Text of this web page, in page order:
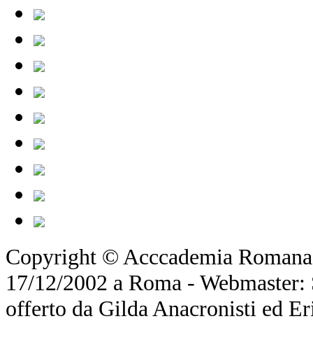
Copyright © Acccademia
17/12/2002 a Roma -
offerto da Gilda Anacronisti ed